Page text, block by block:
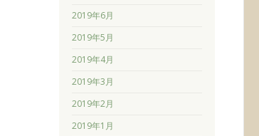
2019年6月
2019年5月
2019年4月
2019年3月
2019年2月
2019年1月